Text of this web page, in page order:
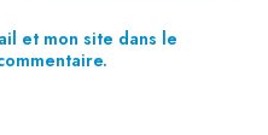
et mon site dans le